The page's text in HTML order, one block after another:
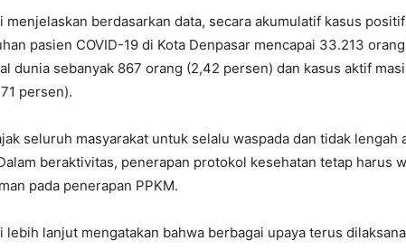
menjelaskan berdasarkan data, secara akumulatif kasus
pasien COVID-19 di Kota Denpasar mencapai 33.213
dunia sebanyak 867 orang (2,42 persen) dan kasus aktif
persen).
seluruh masyarakat untuk selalu waspada dan tidak lengah
beraktivitas, penerapan protokol kesehatan tetap harus
pada penerapan PPKM.
lebih lanjut mengatakan bahwa berbagai upaya terus